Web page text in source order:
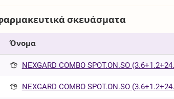
σκευάσματα
Όνομα
NEXGARD COMBO SPOT.ON.SO
NEXGARD COMBO SPOT.ON.SO